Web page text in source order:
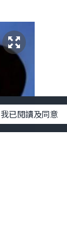
我已閱讀及同意